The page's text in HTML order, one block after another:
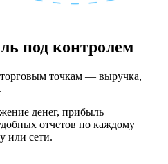
под контролем
точкам — выручка,
денег, прибыль
отчетов по каждому
или сети.